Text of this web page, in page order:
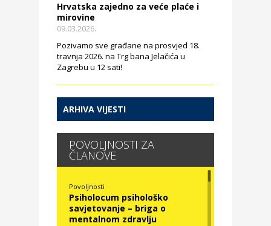
Hrvatska zajedno za veće plaće i
mirovine
09.03.2026.
Pozivamo sve građane na prosvjed 18.
travnja 2026. na Trg bana Jelačića u
Zagrebu u 12 sati!
ARHIVA VIJESTI
POVOLJNOSTI ZA
ČLANOVE
Povoljnosti
Psiholocum psihološko
savjetovanje – briga o
mentalnom zdravlju